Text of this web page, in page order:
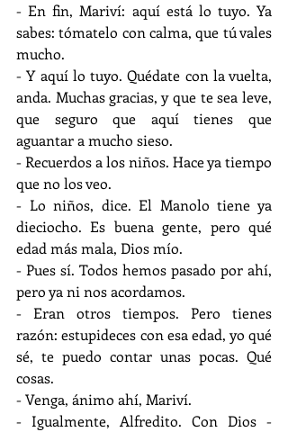
- En fin, Mariví: aquí está lo tuyo. Ya
sabes: tómatelo con calma, que tú vales
mucho.
- Y aquí lo tuyo. Quédate con la vuelta,
anda. Muchas gracias, y que te sea leve,
que seguro que aquí tienes que
aguantar a mucho sieso.
- Recuerdos a los niños. Hace ya tiempo
que no los veo.
- Lo niños, dice. El Manolo tiene ya
dieciocho. Es buena gente, pero qué
edad más mala, Dios mío.
- Pues sí. Todos hemos pasado por ahí,
pero ya ni nos acordamos.
- Eran otros tiempos. Pero tienes
razón: estupideces con esa edad, yo qué
sé, te puedo contar unas pocas. Qué
cosas.
- Venga, ánimo ahí, Mariví.
- Igualmente, Alfredito. Con Dios -